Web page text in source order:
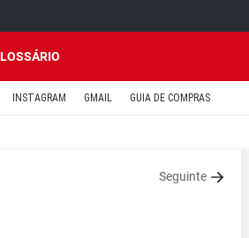
INSTAGRAM GMAIL GUIA DE COMPRAS
Seguinte